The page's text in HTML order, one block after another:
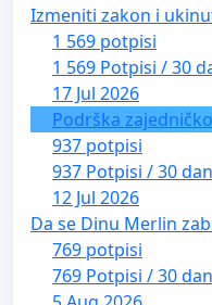
Izmeniti zakon i
1 569 potpisi
1 569 Potpisi / 30
17 Jul 2026
Podrška
937 potpisi
937 Potpisi / 30
12 Jul 2026
Da se Dinu Merlin
769 potpisi
769 Potpisi / 30